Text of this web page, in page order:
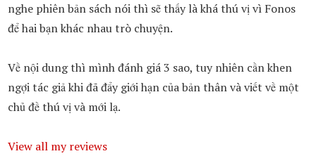
nghe phiên bản sách nói thì sẽ thấy là khá thú vị vì Fonos
để hai bạn khác nhau trò chuyện.
Về nội dung thì mình đánh giá 3 sao, tuy nhiên cần khen
ngợi tác giả khi đã đẩy giới hạn của bản thân và viết về một
chủ đề thú vị và mới lạ.
View all my reviews